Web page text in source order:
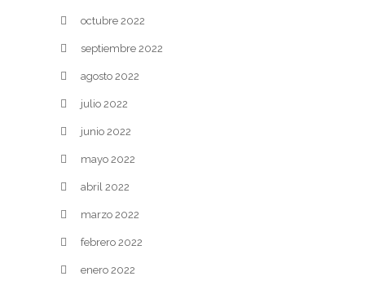
octubre 2022
septiembre 2022
agosto 2022
julio 2022
junio 2022
mayo 2022
abril 2022
marzo 2022
febrero 2022
enero 2022